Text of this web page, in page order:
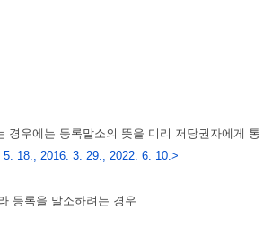
경우에는 등록말소의 뜻을 미리 저당권자에게 통
5. 18., 2016. 3. 29., 2022. 6. 10.>
등록을 말소하려는 경우